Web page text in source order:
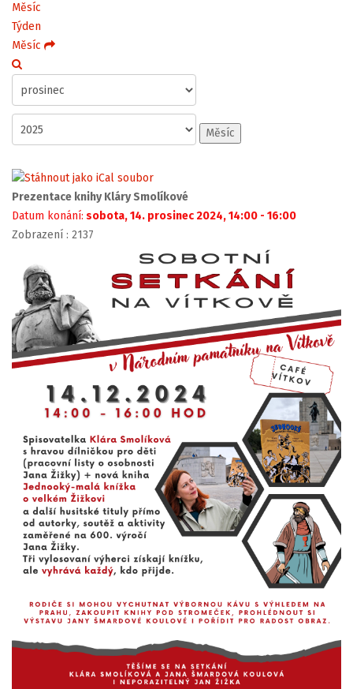
Měsíc
Týden
Měsíc
Měsíc
Prezentace knihy Kláry Smolíkové
Datum konání: sobota, 14. prosinec 2024, 14:00 - 16:00
Zobrazení : 2137